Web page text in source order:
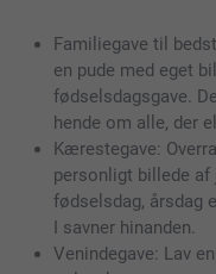
Familiegave til
en pude med eget
fødselsdagsgave.
hende om alle, der
Kærestegave:
personligt billede af
fødselsdag, årsdag
I savner hinanden.
Venindegave: Lav